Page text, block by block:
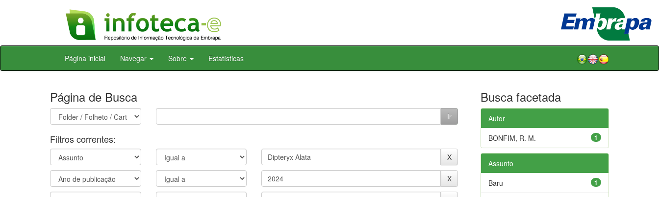
Skip
Página inicial Navegar Sobre Estatísticas
Página de Busca
Filtros correntes:
Busca facetada
Autor
1
BONFIM, R. M.
Assunto
1
Baru